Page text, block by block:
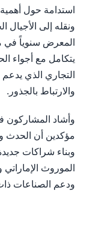
استدامة حول
ونقله إلى الأجيال
المعرض سنوياً في
يتكامل مع أجواء
التجاري الذي يدعم
والارتباط بالجذور.
وأشاد المشاركون
مؤكدين أن الحدث
وبناء شراكات
الموروث
ودعم الصناعات ذات